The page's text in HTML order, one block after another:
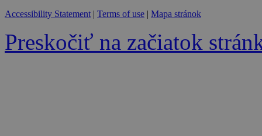
Accessibility Statement | Terms of use | Mapa stránok
Preskočiť na začiatok